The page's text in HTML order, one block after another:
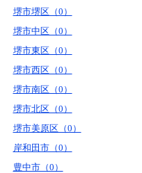
堺市堺区（0）
堺市中区（0）
堺市東区（0）
堺市西区（0）
堺市南区（0）
堺市北区（0）
堺市美原区（0）
岸和田市（0）
豊中市（0）